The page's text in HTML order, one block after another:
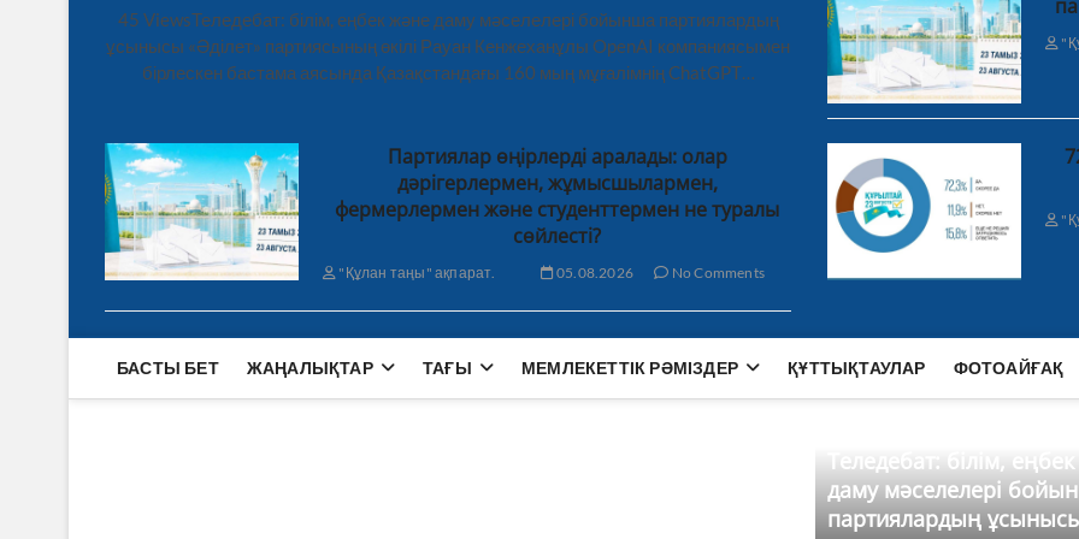
45 ViewsТеледебат: білім, еңбек және даму мәселелері бойынша партиялардың
ұсынысы «Әділет» партиясының өкілі Рауан Кенжеханұлы OpenAI компаниясымен
бірлескен бастама аясында Қазақстандағы 160 мың мұғалімнің ChatGPT…
Партиялар өңірлерді аралады: олар
дәрігерлермен, жұмысшылармен,
фермерлермен және студенттермен не туралы
сөйлесті?
"Құлан таңы" ақпарат. 05.08.2026 No Comments
БАСТЫ БЕТ ЖАҢАЛЫҚТАР ТАҒЫ МЕМЛЕКЕТТІК РӘМІЗДЕР ҚҰТТЫҚТАУЛАР ФОТОАЙҒАҚ
Теледебат: білім,
даму мәселелері
партиялардың